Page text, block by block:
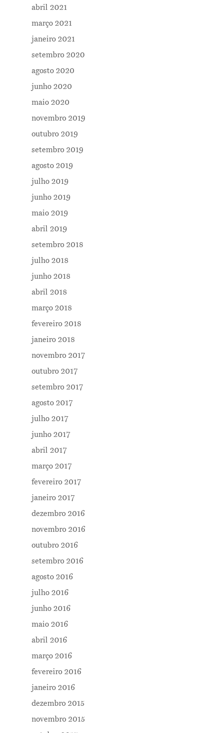
abril 2021
março 2021
janeiro 2021
setembro 2020
agosto 2020
junho 2020
maio 2020
novembro 2019
outubro 2019
setembro 2019
agosto 2019
julho 2019
junho 2019
maio 2019
abril 2019
setembro 2018
julho 2018
junho 2018
abril 2018
março 2018
fevereiro 2018
janeiro 2018
novembro 2017
outubro 2017
setembro 2017
agosto 2017
julho 2017
junho 2017
abril 2017
março 2017
fevereiro 2017
janeiro 2017
dezembro 2016
novembro 2016
outubro 2016
setembro 2016
agosto 2016
julho 2016
junho 2016
maio 2016
abril 2016
março 2016
fevereiro 2016
janeiro 2016
dezembro 2015
novembro 2015